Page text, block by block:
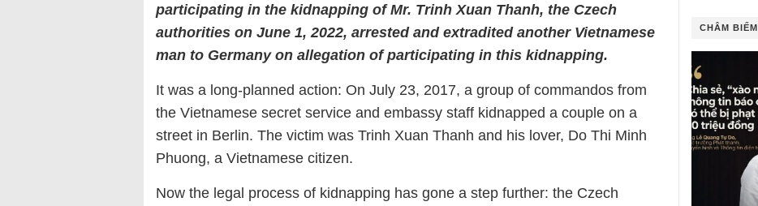
participating in the kidnapping of Mr. Trinh Xuan Thanh, the Czech
authorities on June 1, 2022, arrested and extradited another Vietnamese
man to Germany on allegation of participating in this kidnapping.
It was a long-planned action: On July 23, 2017, a group of commandos from
the Vietnamese secret service and embassy staff kidnapped a couple on a
street in Berlin. The victim was Trinh Xuan Thanh and his lover, Do Thi Minh
Phuong, a Vietnamese citizen.
Now the legal process of kidnapping has gone a step further: the Czech
CHÂM BIẾM